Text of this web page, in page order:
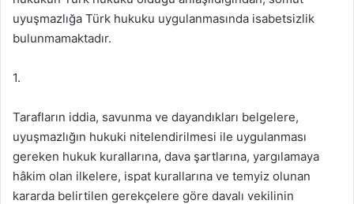
uyuşmazlığa Türk hukuku uygulanmasında isabetsizlik
bulunmamaktadır.
1.
Tarafların iddia, savunma ve dayandıkları belgelere,
uyuşmazlığın hukuki nitelendirilmesi ile uygulanması
gereken hukuk kurallarına, dava şartlarına, yargılamaya
hâkim olan ilkelere, ispat kurallarına ve temyiz olunan
kararda belirtilen gerekçelere göre davalı vekilinin